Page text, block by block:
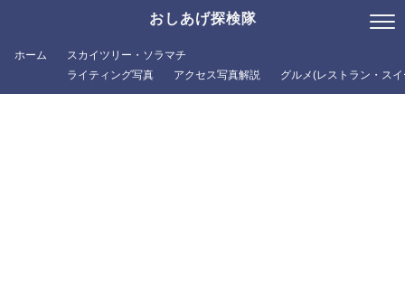
おしあげ探検隊
ホーム
スカイツリー・ソラマチ
ライティング写真
アクセス写真解説 グルメ(レストラン・ス